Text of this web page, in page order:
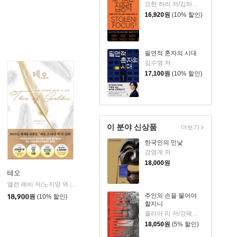
요한 하리 저/김하현 역
16,920원 (10% 할인)
필연적 혼자의 시대
김수영 저
17,100원 (10% 할인)
이 분야 신상품
한국인의 민낯
강영계 저
18,000원
주인의 손을 물어야
할지니
줄리아 리 저/강예은,문지영 역
18,050원 (5% 할인)
더보기
테오
앨런 레비 저/노지양 역
오팬하우스
18,900원 (10% 할인)